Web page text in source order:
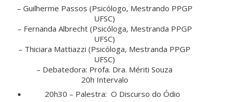
– Guilherme Passos (Psicólogo, Mestrando PPGP
UFSC)
– Fernanda Albrecht (Psicóloga, Mestranda PPGP
UFSC)
– Thiciara Mattiazzi (Psicóloga, Mestranda PPGP
UFSC)
– Debatedora: Profa. Dra. Mériti Souza
20h Intervalo
20h30 – Palestra: O Discurso do Ódio